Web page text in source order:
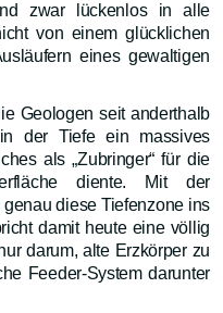
zwar lückenlos in alle
von einem glücklichen
eines gewaltigen
Geologen seit anderthalb
der Tiefe ein massives
als „Zubringer“ für die
diente. Mit der
diese Tiefenzone ins
damit heute eine völlig
darum, alte Erzkörper zu
Feeder-System darunter